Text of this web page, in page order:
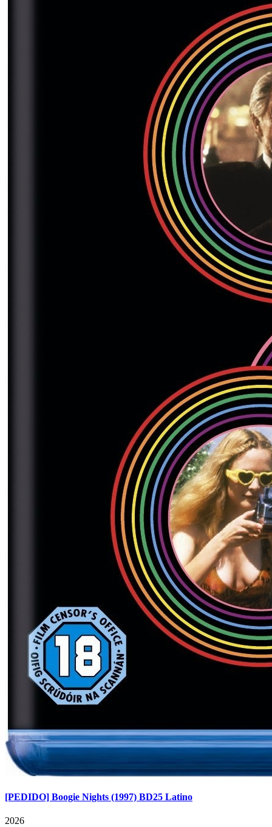
[PEDIDO] Boogie Nights (1997) BD25 Latino
2026